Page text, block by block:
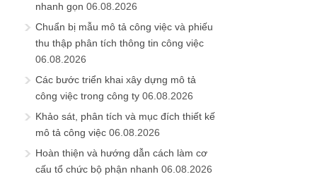
nhanh gọn 06.08.2026
Chuẩn bị mẫu mô tả công việc và phiếu
thu thập phân tích thông tin công việc
06.08.2026
Các bước triển khai xây dựng mô tả
công việc trong công ty 06.08.2026
Khảo sát, phân tích và mục đích thiết kế
mô tả công việc 06.08.2026
Hoàn thiện và hướng dẫn cách làm cơ
cấu tổ chức bộ phận nhanh 06.08.2026